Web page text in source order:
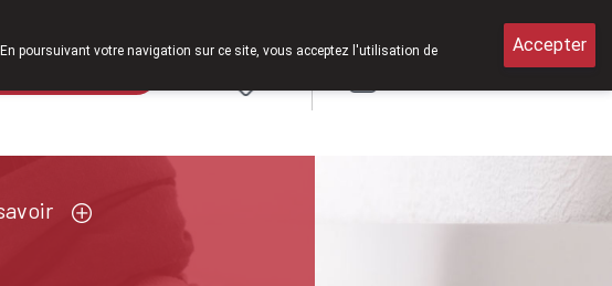
poursuivant votre navigation sur ce site, vous acceptez l'utilisation de
Accepter